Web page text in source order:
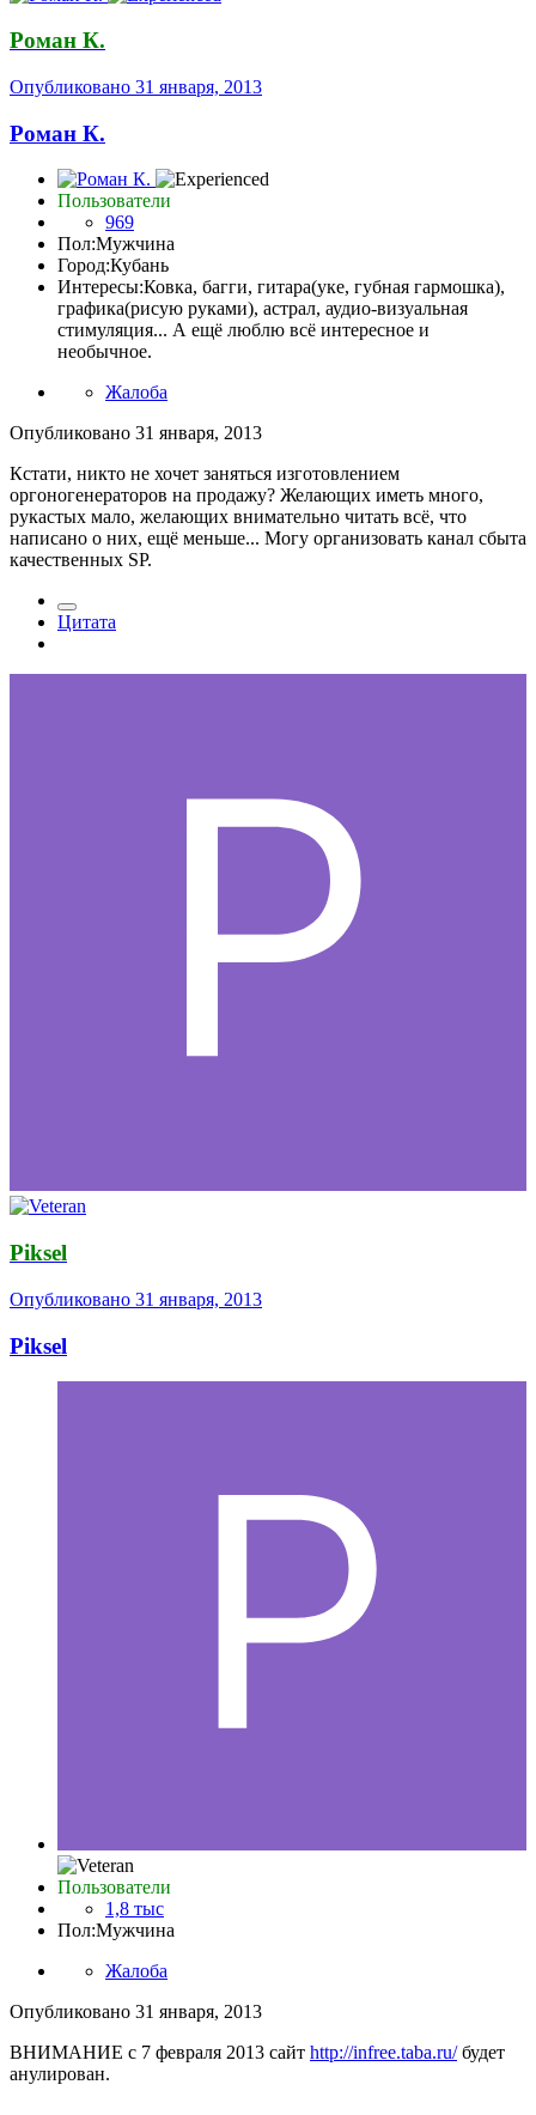
Роман К.
Опубликовано 31 января, 2013
Роман К.
Пользователи
969
Пол:Мужчина
Город:Кубань
Интересы:Ковка, багги, гитара(уке, губная гармошка),
графика(рисую руками), астрал, аудио-визуальная
стимуляция... А ещё люблю всё интересное и
необычное.
Жалоба
Опубликовано 31 января, 2013
Кстати, никто не хочет заняться изготовлением
оргоногенераторов на продажу? Желающих иметь много,
рукастых мало, желающих внимательно читать всё, что
написано о них, ещё меньше... Могу организовать канал сбыта
качественных SP.
Цитата
Piksel
Опубликовано 31 января, 2013
Piksel
Пользователи
1,8 тыс
Пол:Мужчина
Жалоба
Опубликовано 31 января, 2013
ВНИМАНИЕ с 7 февраля 2013 сайт http://infree.taba.ru/будет
анулирован.